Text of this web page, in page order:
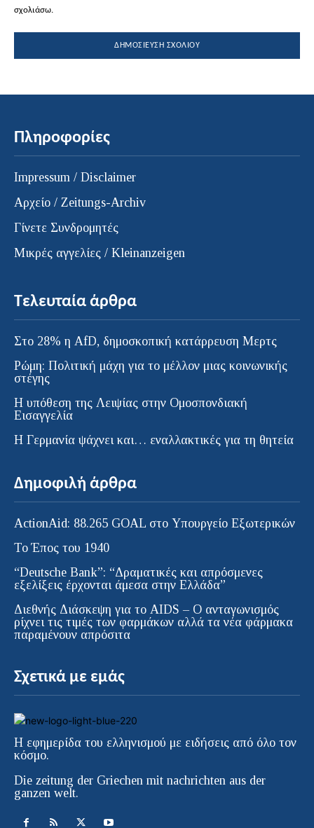
σχολιάσω.
Πληροφορίες
Impressum / Disclaimer
Αρχείο / Zeitungs-Archiv
Γίνετε Συνδρομητές
Μικρές αγγελίες / Kleinanzeigen
Τελευταία άρθρα
Στο 28% η AfD, δημοσκοπική κατάρρευση Μερτς
Ρώμη: Πολιτική μάχη για το μέλλον μιας κοινωνικής
στέγης
Η υπόθεση της Λειψίας στην Ομοσπονδιακή
Εισαγγελία
H Γερμανία ψάχνει και… εναλλακτικές για τη θητεία
Δημοφιλή άρθρα
ActionAid: 88.265 GOAL στο Υπουργείο Εξωτερικών
Το Έπος του 1940
“Deutsche Bank”: “Δραματικές και απρόσμενες
εξελίξεις έρχονται άμεσα στην Ελλάδα”
Διεθνής Διάσκεψη για το AIDS – Ο ανταγωνισμός
ρίχνει τις τιμές των φαρμάκων αλλά τα νέα φάρμακα
παραμένουν απρόσιτα
Σχετικά με εμάς
Η εφημερίδα του ελληνισμού με ειδήσεις από όλο τον
κόσμο.
Die zeitung der Griechen mit nachrichten aus der
ganzen welt.